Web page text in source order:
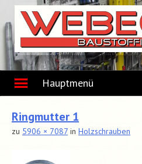
content
Hauptmenü
Ringmutter 1
zu 5906 × 7087 in Holzschrauben